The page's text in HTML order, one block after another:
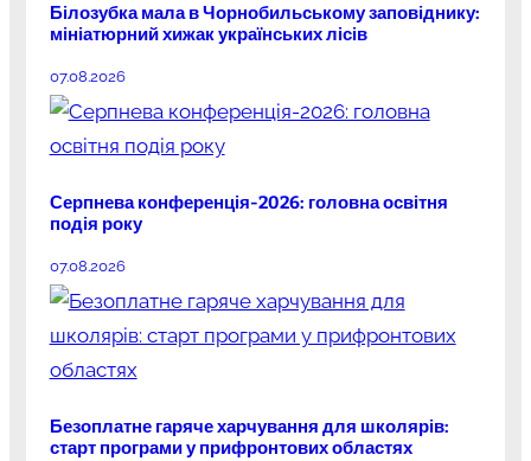
Білозубка мала в Чорнобильському заповіднику:
мініатюрний хижак українських лісів
07.08.2026
Серпнева конференція-2026: головна освітня
подія року
07.08.2026
Безоплатне гаряче харчування для школярів:
старт програми у прифронтових областях